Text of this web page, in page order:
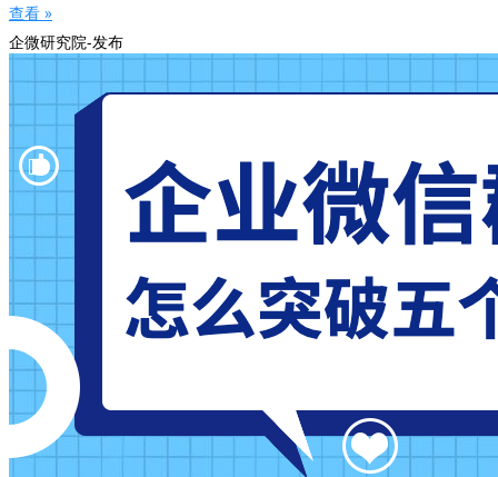
查看 »
企微研究院-发布